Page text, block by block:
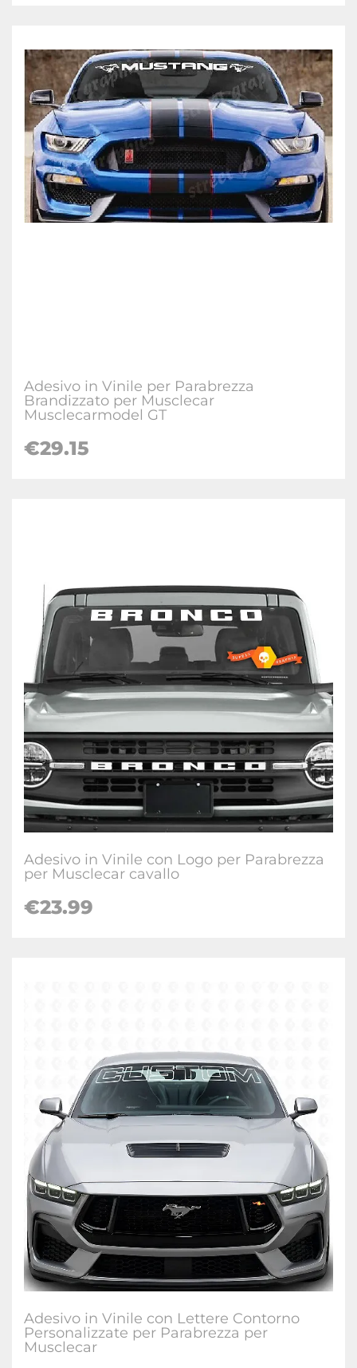
Adesivo in Vinile per Parabrezza
Brandizzato per Musclecar
Musclecarmodel GT
€29.15
Adesivo in Vinile con Logo per Parabrezza
per Musclecar cavallo
€23.99
Adesivo in Vinile con Lettere Contorno
Personalizzate per Parabrezza per
Musclecar